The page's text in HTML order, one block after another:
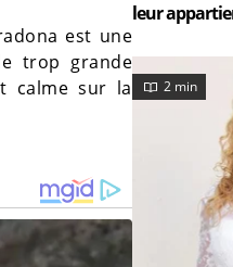
est une
trop grande
calme sur la
leur
2 min